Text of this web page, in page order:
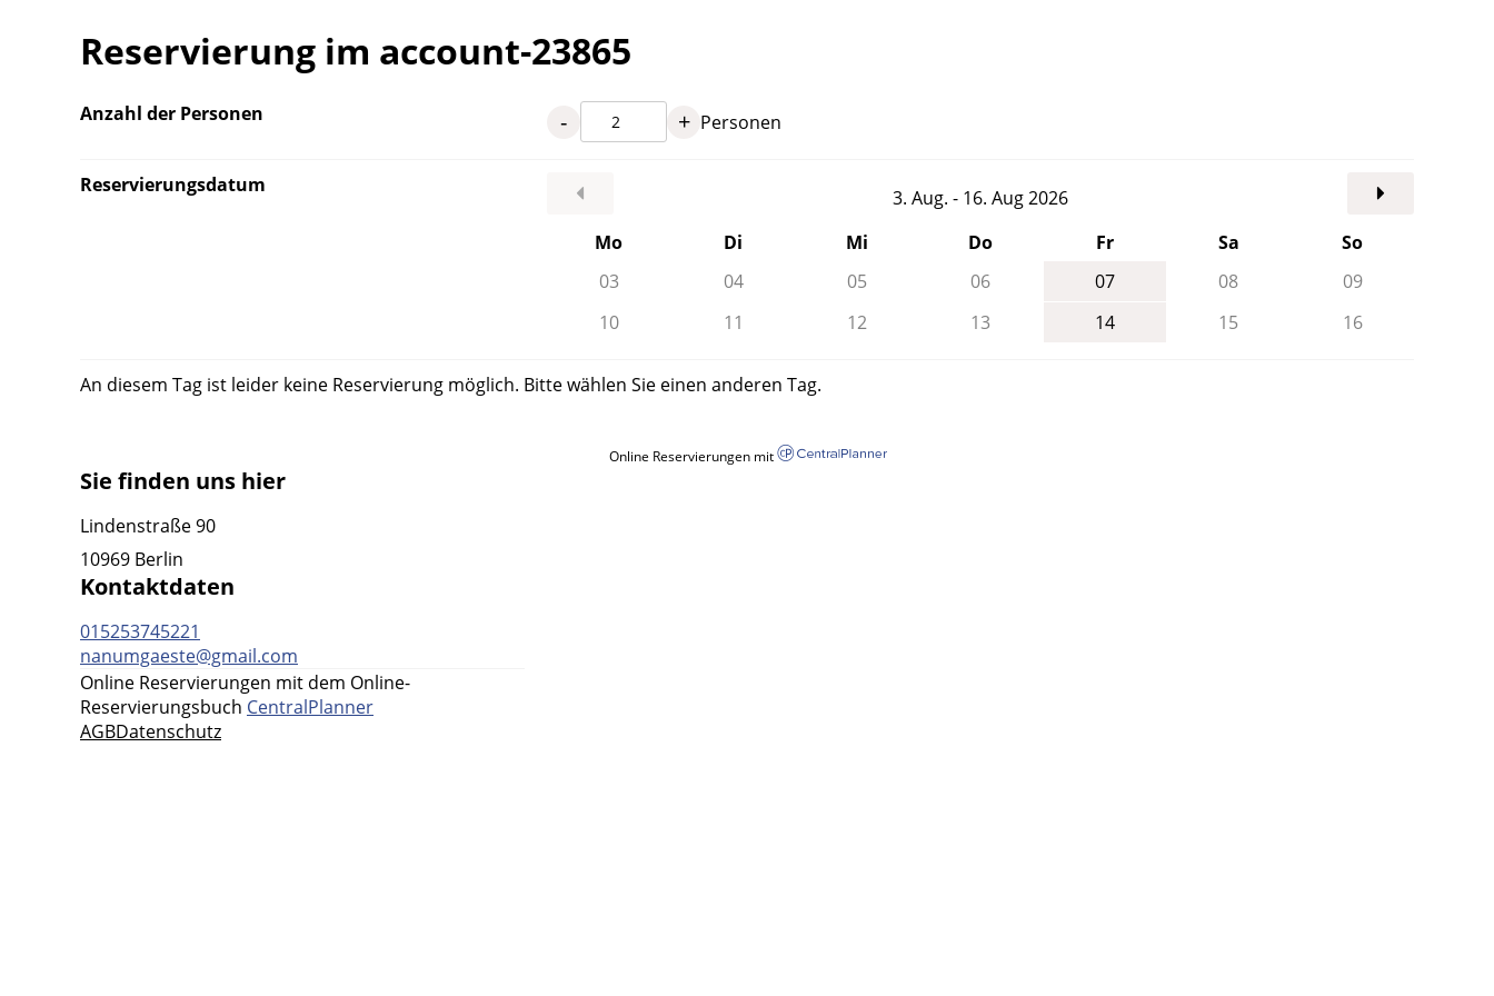
Reservierung im account-23865
Anzahl der Personen - + Personen
Reservierungsdatum
3. Aug. - 16. Aug 2026
Mo
Di Mi Do Fr Sa
So
03
04 05 06 07 08
09
10
11 12 13 14 15 16
An diesem Tag ist leider keine Reservierung möglich. Bitte wählen Sie einen anderen Tag.
Online Reservierungen mit
Sie finden uns hier
Lindenstraße 90
10969 Berlin
Kontaktdaten
015253745221
nanumgaeste@gmail.com
Online Reservierungen mit dem Online-
Reservierungsbuch CentralPlanner
AGBDatenschutz